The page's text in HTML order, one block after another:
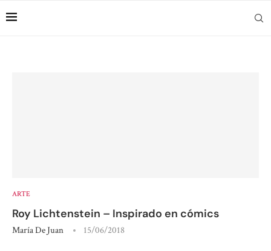
ARTE
Roy Lichtenstein – Inspirado en cómics
María De Juan 15/06/2018